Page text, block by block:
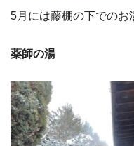
5月には藤棚の下でのお
薬師の湯